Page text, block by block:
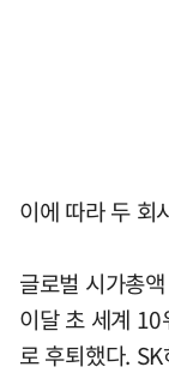
이에 따라 두 회
글로벌 시가총
이달 초 세계
로 후퇴했다.